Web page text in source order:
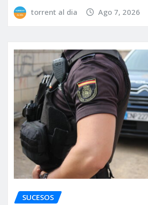
torrent al dia Ago 7, 2026
SUCESOS